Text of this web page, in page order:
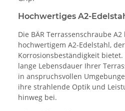
Hochwertiges A2-
Die BÄR Terrassenschraube
hochwertigem A2-Edelstahl,
Korrosionsbeständigkeit
lange Lebensdauer Ihrer
in anspruchsvollen
ihre strahlende Optik und
hinweg bei.